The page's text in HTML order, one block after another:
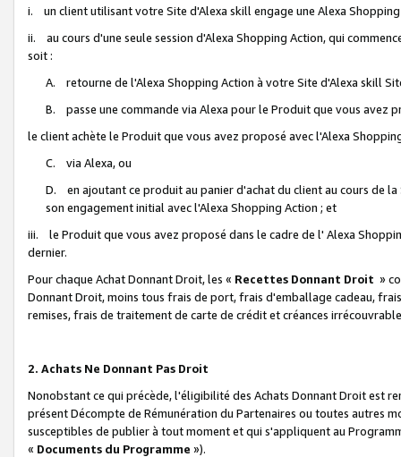
i. un client utilisant votre Site d'Alexa skill engage une Alexa
ii. au cours d'une seule session d'Alexa Shopping Action, qui
soit :
A. retourne de l'Alexa Shopping Action à votre Site d'Alexa skill
B. passe une commande via Alexa pour le Produit que vous avez
le client achète le Produit que vous avez proposé avec l'Alexa
C. via Alexa, ou
D. en ajoutant ce produit au panier d'achat du client au cours de
son engagement initial avec l'Alexa Shopping Action ; et
iii. le Produit que vous avez proposé dans le cadre de l' Alexa
dernier.
Pour chaque Achat Donnant Droit, les « Recettes Donnant Droit »
Donnant Droit, moins tous frais de port, frais d'emballage cadeau,
remises, frais de traitement de carte de crédit et créances
2. Achats Ne Donnant Pas Droit
Nonobstant ce qui précède, l'éligibilité des Achats Donnant Droit est
présent Décompte de Rémunération du Partenaires ou toutes autres
susceptibles de publier à tout moment et qui s'appliquent au
« Documents du Programme »).